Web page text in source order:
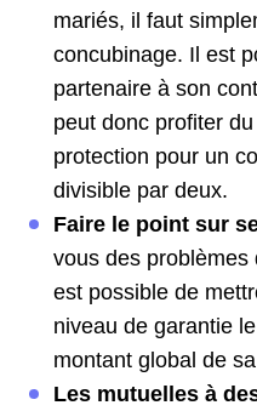
mariés, il faut
concubinage. Il est
partenaire à son
peut donc profiter
protection pour un
divisible par deux.
Faire le point sur
vous des problèmes
est possible de
niveau de garantie
montant global de
Les mutuelles à